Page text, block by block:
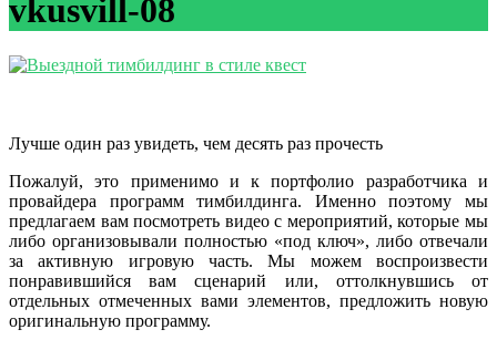
vkusvill-08
Лучше один раз увидеть, чем десять раз прочесть
Пожалуй, это применимо и к портфолио разработчика и
провайдера программ тимбилдинга. Именно поэтому мы
предлагаем вам посмотреть видео с мероприятий, которые мы
либо организовывали полностью «под ключ», либо отвечали
за активную игровую часть. Мы можем воспроизвести
понравившийся вам сценарий или, оттолкнувшись от
отдельных отмеченных вами элементов, предложить новую
оригинальную программу.